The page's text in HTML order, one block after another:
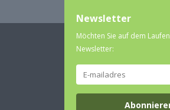
Newsletter
Möchten Sie auf dem
Newsletter: